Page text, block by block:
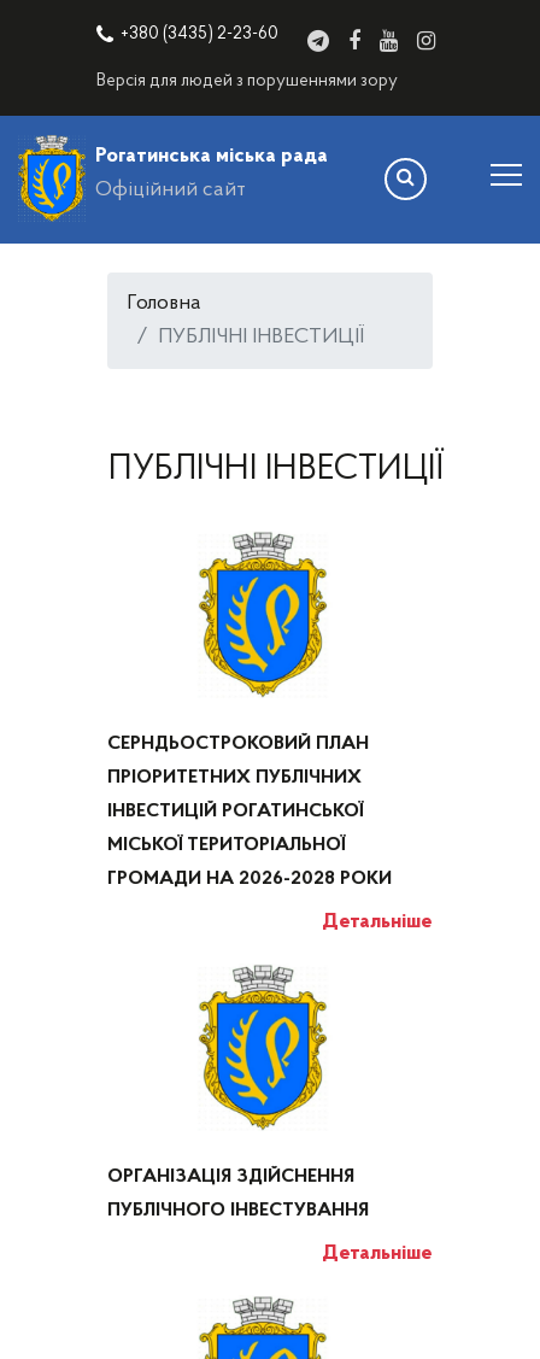
+380 (3435) 2-23-60
Версія для людей з порушеннями зору
Рогатинська міська рада
Офіційний сайт
Головна
ПУБЛІЧНІ ІНВЕСТИЦІЇ
ПУБЛІЧНІ ІНВЕСТИЦІЇ
СЕРНДЬОСТРОКОВИЙ ПЛАН
ПРІОРИТЕТНИХ ПУБЛІЧНИХ
ІНВЕСТИЦІЙ РОГАТИНСЬКОЇ
МІСЬКОЇ ТЕРИТОРІАЛЬНОЇ
ГРОМАДИ НА 2026-2028 РОКИ
Детальніше
ОРГАНІЗАЦІЯ ЗДІЙСНЕННЯ
ПУБЛІЧНОГО ІНВЕСТУВАННЯ
Детальніше